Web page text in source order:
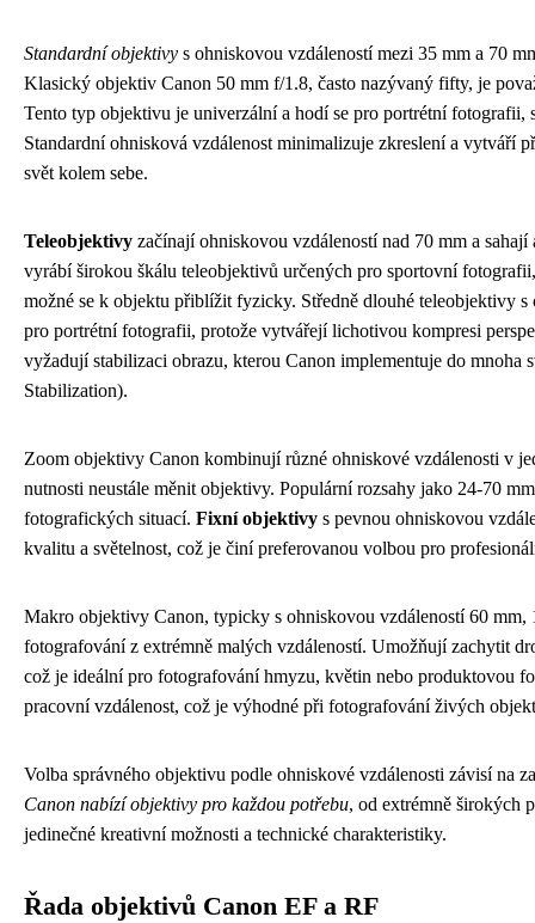
Standardní objektivy s ohniskovou vzdáleností mezi 35 mm a 70
Klasický objektiv Canon 50 mm f/1.8, často nazývaný fifty, je
Tento typ objektivu je univerzální a hodí se pro portrétní fotografii,
Standardní ohnisková vzdálenost minimalizuje zkreslení a vytváří
svět kolem sebe.
Teleobjektivy začínají ohniskovou vzdáleností nad 70 mm a
vyrábí širokou škálu teleobjektivů určených pro sportovní
možné se k objektu přiblížit fyzicky. Středně dlouhé teleobjektivy
pro portrétní fotografii, protože vytvářejí lichotivou kompresi
vyžadují stabilizaci obrazu, kterou Canon implementuje do mnoha
Stabilization).
Zoom objektivy Canon kombinují různé ohniskové vzdálenosti v
nutnosti neustále měnit objektivy. Populární rozsahy jako 24-70
fotografických situací. Fixní objektivy s pevnou ohniskovou
kvalitu a světelnost, což je činí preferovanou volbou pro
Makro objektivy Canon, typicky s ohniskovou vzdáleností 60 mm,
fotografování z extrémně malých vzdáleností. Umožňují zachytit
což je ideální pro fotografování hmyzu, květin nebo produktovou
pracovní vzdálenost, což je výhodné při fotografování živých
Volba správného objektivu podle ohniskové vzdálenosti závisí na
Canon nabízí objektivy pro každou potřebu, od extrémně širokých
jedinečné kreativní možnosti a technické charakteristiky.
Řada objektivů Canon EF a RF